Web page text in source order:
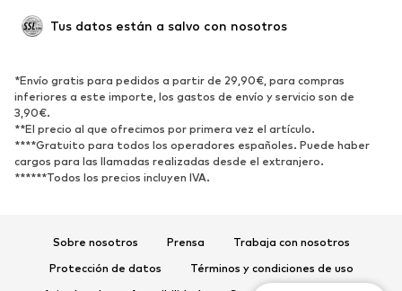
Tus datos están a salvo con nosotros
*Envío gratis para pedidos a partir de 29,90€, para compras
inferiores a este importe, los gastos de envío y servicio son de
3,90€.
**El precio al que ofrecimos por primera vez el artículo.
****Gratuito para todos los operadores españoles. Puede haber
cargos para las llamadas realizadas desde el extranjero.
******Todos los precios incluyen IVA.
Sobre nosotros Prensa
Trabaja con nosotros
Protección de datos
Términos y condiciones de uso